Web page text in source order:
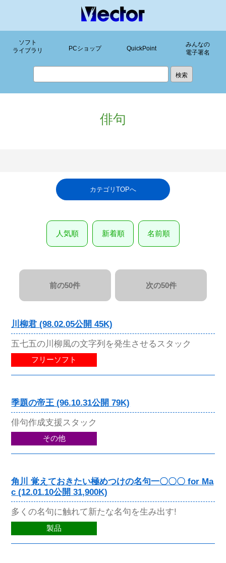
ソフト
ライブラリ
PCショップ QuickPoint
みんなの
電子署名
俳句
カテゴリTOPへ
人気順 新着順 名前順
前の50件 次の50件
川柳君 (98.02.05公開 45K)
五七五の川柳風の文字列を発生させるスタック
フリーソフト
季題の帝王 (96.10.31公開 79K)
俳句作成支援スタック
その他
角川 覚えておきたい極めつけの名句一〇〇〇 for Ma
c (12.01.10公開 31,900K)
多くの名句に触れて新たな名句を生み出す!
製品